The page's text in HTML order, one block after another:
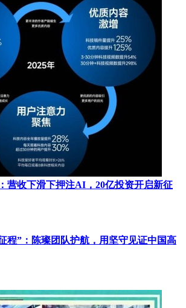
营收下滑下押注AI，20亿投资开启新征
程”：陈璨团队护航，用坚守见证中国高